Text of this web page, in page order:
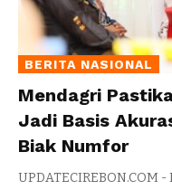
BERITA NASIONAL
Mendagri
Jadi Basis
Biak Numfor
UPDATECIREBON.COM